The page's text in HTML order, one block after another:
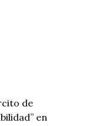
de
en